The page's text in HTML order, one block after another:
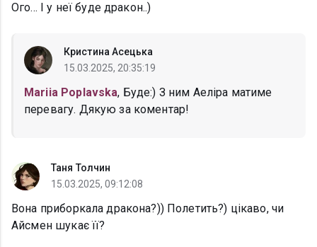
Ого... І у неї буде дракон..)
Кристина Асецька
15.03.2025, 20:35:19
Mariia Poplavska, Буде:) З ним Аеліра матиме
перевагу. Дякую за коментар!
Таня Толчин
15.03.2025, 09:12:08
Вона приборкала дракона?)) Полетить?) цікаво, чи
Айсмен шукає її?